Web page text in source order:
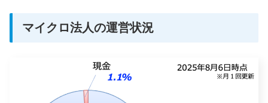
マイクロ法人の運営状況